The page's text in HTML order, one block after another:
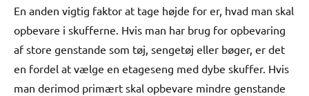
En anden vigtig faktor at tage højde for er, hvad man skal
opbevare i skufferne. Hvis man har brug for opbevaring
af store genstande som tøj, sengetøj eller bøger, er det
en fordel at vælge en etageseng med dybe skuffer. Hvis
man derimod primært skal opbevare mindre genstande